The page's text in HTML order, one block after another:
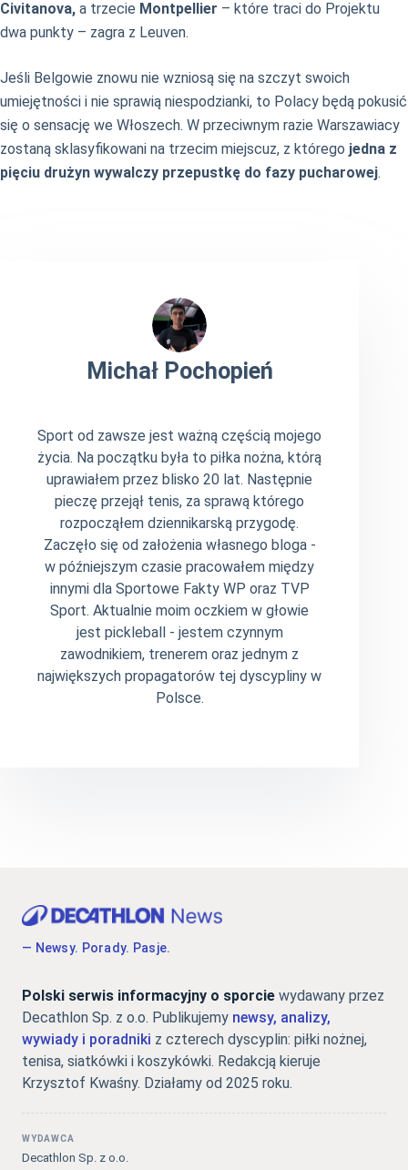
Civitanova, a trzecie Montpellier – które traci do Projektu
dwa punkty – zagra z Leuven.
Jeśli Belgowie znowu nie wzniosą się na szczyt swoich
umiejętności i nie sprawią niespodzianki, to Polacy będą pokusić
się o sensację we Włoszech. W przeciwnym razie Warszawiacy
zostaną sklasyfikowani na trzecim miejscuz, z którego jedna z
pięciu drużyn wywalczy przepustkę do fazy pucharowej.
Michał Pochopień
Sport od zawsze jest ważną częścią mojego
życia. Na początku była to piłka nożna, którą
uprawiałem przez blisko 20 lat. Następnie
pieczę przejął tenis, za sprawą którego
rozpocząłem dziennikarską przygodę.
Zaczęło się od założenia własnego bloga -
w późniejszym czasie pracowałem między
innymi dla Sportowe Fakty WP oraz TVP
Sport. Aktualnie moim oczkiem w głowie
jest pickleball - jestem czynnym
zawodnikiem, trenerem oraz jednym z
największych propagatorów tej dyscypliny w
Polsce.
— Newsy. Porady. Pasje.
Polski serwis informacyjny o sporcie wydawany przez
Decathlon Sp. z o.o. Publikujemy newsy, analizy,
wywiady i poradniki z czterech dyscyplin: piłki nożnej,
tenisa, siatkówki i koszykówki. Redakcją kieruje
Krzysztof Kwaśny. Działamy od 2025 roku.
WYDAWCA
Decathlon Sp. z o.o.